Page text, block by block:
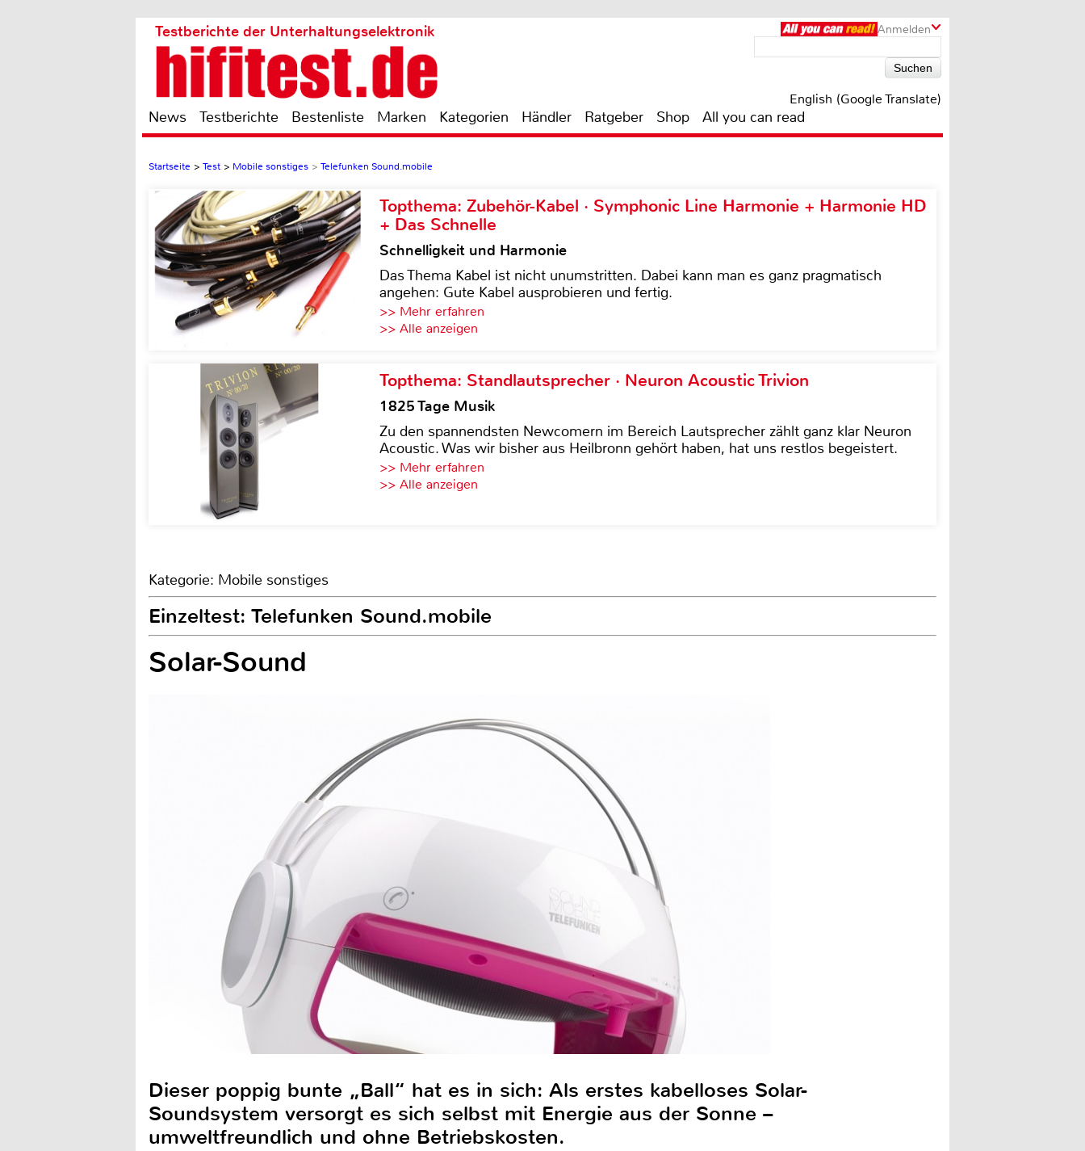
Anmelden
Testberichte der Unterhaltungselektronik
English (Google Translate)
News Testberichte Bestenliste Marken Kategorien Händler Ratgeber Shop All you can read
Startseite > Test > Mobile sonstiges > Telefunken Sound.mobile
Topthema: Zubehör-Kabel · Symphonic Line Harmonie + Harmonie HD
+ Das Schnelle
Schnelligkeit und Harmonie
Das Thema Kabel ist nicht unumstritten. Dabei kann man es ganz pragmatisch
angehen: Gute Kabel ausprobieren und fertig.
>> Mehr erfahren
>> Alle anzeigen
Topthema: Standlautsprecher · Neuron Acoustic Trivion
1825 Tage Musik
Zu den spannendsten Newcomern im Bereich Lautsprecher zählt ganz klar Neuron
Acoustic. Was wir bisher aus Heilbronn gehört haben, hat uns restlos begeistert.
>> Mehr erfahren
>> Alle anzeigen
Kategorie: Mobile sonstiges
Einzeltest: Telefunken Sound.mobile
Solar-Sound
Dieser poppig bunte „Ball“ hat es in sich: Als erstes kabelloses Solar-
Soundsystem versorgt es sich selbst mit Energie aus der Sonne –
umweltfreundlich und ohne Betriebskosten.